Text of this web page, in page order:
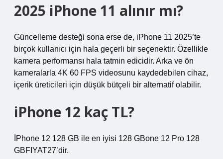
2025 iPhone 11 alınır mı?
Güncelleme desteği sona erse de, iPhone 11 2025’te
birçok kullanıcı için hala geçerli bir seçenektir. Özellikle
kamera performansı hala tatmin edicidir. Arka ve ön
kameralarla 4K 60 FPS videosunu kaydedebilen cihaz,
içerik üreticileri için düşük bütçeli bir alternatif olabilir.
iPhone 12 kaç TL?
İPhone 12 128 GB ile en iyisi 128 GBone 12 Pro 128
GBFIYAT27’dir.